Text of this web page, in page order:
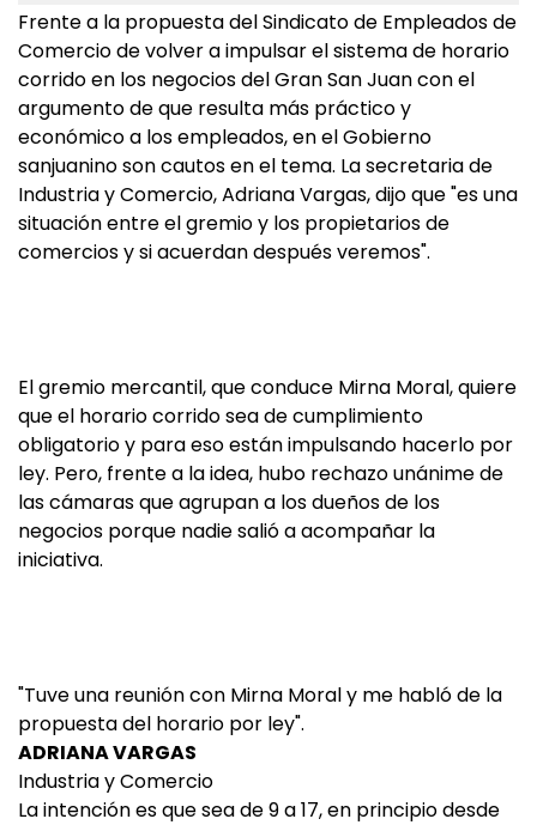
Frente a la propuesta del Sindicato de Empleados de
Comercio de volver a impulsar el sistema de horario
corrido en los negocios del Gran San Juan con el
argumento de que resulta más práctico y
económico a los empleados, en el Gobierno
sanjuanino son cautos en el tema. La secretaria de
Industria y Comercio, Adriana Vargas, dijo que "es una
situación entre el gremio y los propietarios de
comercios y si acuerdan después veremos".
El gremio mercantil, que conduce Mirna Moral, quiere
que el horario corrido sea de cumplimiento
obligatorio y para eso están impulsando hacerlo por
ley. Pero, frente a la idea, hubo rechazo unánime de
las cámaras que agrupan a los dueños de los
negocios porque nadie salió a acompañar la
iniciativa.
"Tuve una reunión con Mirna Moral y me habló de la
propuesta del horario por ley".
ADRIANA VARGAS
Industria y Comercio
La intención es que sea de 9 a 17, en principio desde